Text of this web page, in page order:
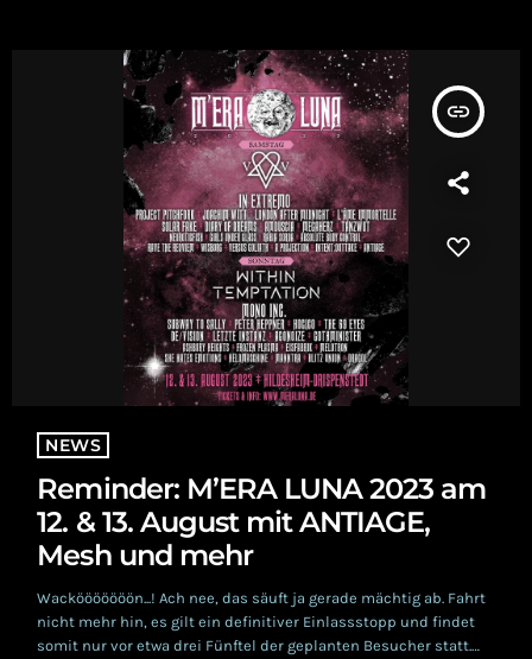
insert_link
NEWS
Reminder: M’ERA LUNA 2023 am
12. & 13. August mit ANTIAGE,
Mesh und mehr
Wackööööööön...! Ach nee, das säuft ja gerade mächtig ab. Fahrt
nicht mehr hin, es gilt ein definitiver Einlassstopp und findet
somit nur vor etwa drei Fünftel der geplanten Besucher statt.